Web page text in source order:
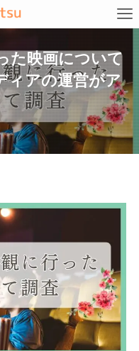
た映画について
ィアの運営がア